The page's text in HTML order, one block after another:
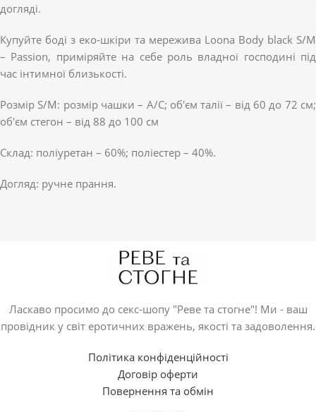
догляді.
Купуйте боді з еко-шкіри та мережива Loona Body black S/M
– Passion, приміряйте на себе роль владної господині під
час інтимної близькості.
Розмір S/M: розмір чашки – A/C; об'єм талії – від 60 до 72 см;
об'єм стегон – від 88 до 100 см
Cклад: поліуретан – 60%; поліестер – 40%.
Догляд: ручне прання.
Ласкаво просимо до секс-шопу "Реве та стогне"! Ми - ваш
провідник у світ еротичних вражень, якості та задоволення.
Політика конфіденційності
Договір оферти
Повернення та обмін